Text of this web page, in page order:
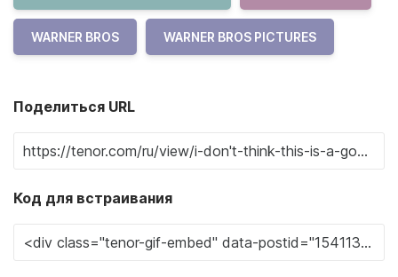
WARNER BROS WARNER BROS PICTURES
Поделиться URL
Код для встраивания